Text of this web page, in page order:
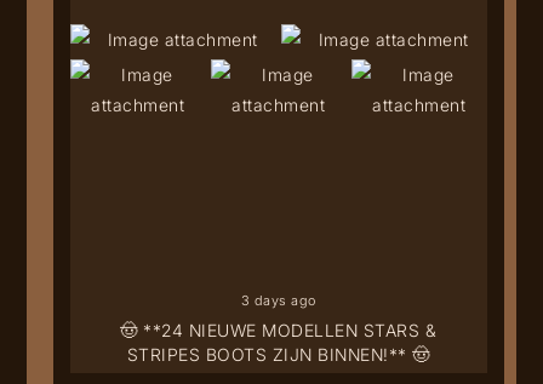
🤠 **24 NIEUWE MODELLEN STARS &
STRIPES BOOTS ZIJN BINNEN!** 🤠
3 days ago